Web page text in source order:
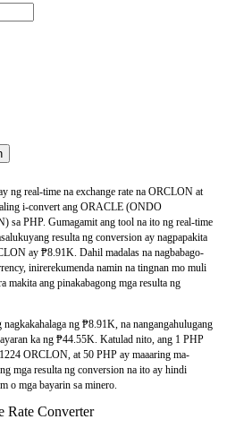
ng real-time na exchange rate na ORCLON at
i-convert ang ORACLE (ONDO
PHP. Gumagamit ang tool na ito ng real-time
resulta ng conversion ay nagpapakita
ay ₱8.91K. Dahil madalas na nagbabago-
inirerekumenda namin na tingnan mo muli
makita ang pinakabagong mga resulta ng
ng ₱8.91K, na nangangahulugang
ka ng ₱44.55K. Katulad nito, ang 1 PHP
ORCLON, at 50 PHP ay maaaring ma-
mga resulta ng conversion na ito ay hindi
o mga bayarin sa minero.
Rate Converter